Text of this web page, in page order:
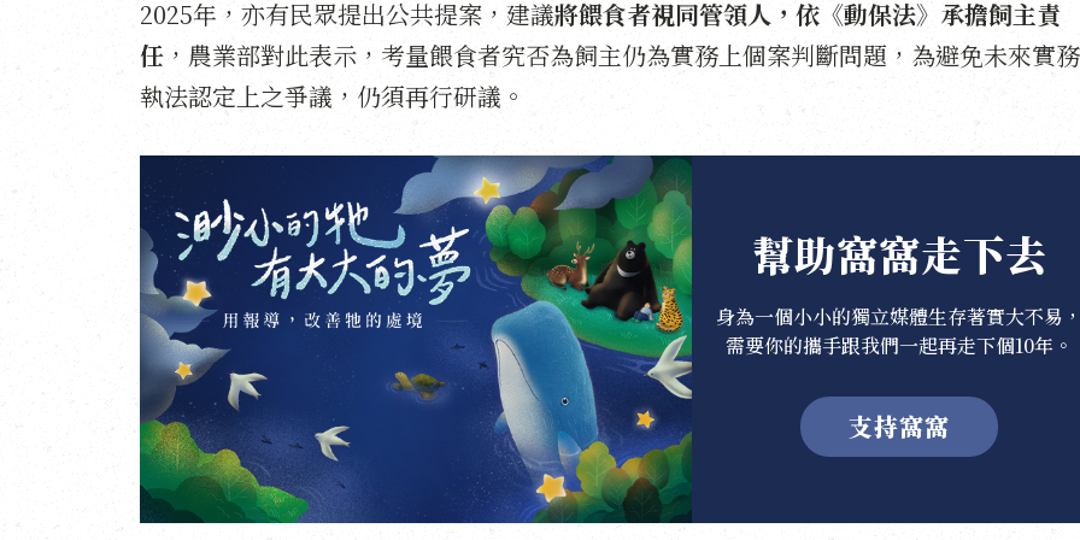
2025年，亦有民眾提出公共提案，建議將餵食者視同管領人，依《動保法》承擔飼主責
任 ，農業部對此表示，考量餵食者究否為飼主仍為實務上個案判斷問題，為避免未來實
執法認定上之爭議，仍須再行研議。
幫助窩窩走下去
身為一個小小的獨立媒體生存著實大不易
需要你的攜手跟我們一起再走下個10年。
支持窩窩